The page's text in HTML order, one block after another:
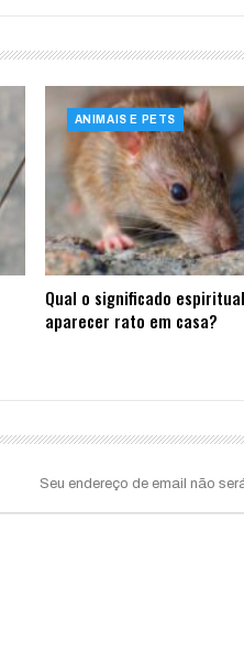
ANIMAIS E PETS
Qual o significado
aparecer rato em casa?
Seu endereço de email não